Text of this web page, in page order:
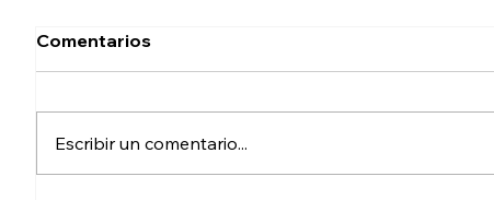
Comentarios
Escribir un comentario...